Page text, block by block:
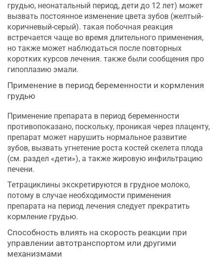
грудью, неонатальный период, дети до 12 лет) может
вызвать постоянное изменение цвета зубов (желтый-
коричневый-серый). такая побочная реакция
встречается чаще во время длительного применения,
но также может наблюдаться после повторных
коротких курсов лечения. также были сообщения про
гипоплазию эмали.
Применение в период беременности и кормления
грудью
Применение препарата в период беременности
противопоказано, поскольку, проникая через плаценту,
препарат может нарушить нормальное развитие
зубов, вызвать угнетение роста костей скелета плода
(см. раздел «дети»), а также жировую инфильтрацию
печени.
Тетрациклины экскретируются в грудное молоко,
потому в случае необходимости применения
препарата на период лечения следует прекратить
кормление грудью.
Способность влиять на скорость реакции при
управлении автотранспортом или другими
механизмами